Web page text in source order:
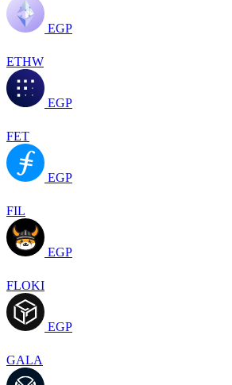
EGP
ETHW
EGP
FET
EGP
FIL
EGP
FLOKI
EGP
GALA